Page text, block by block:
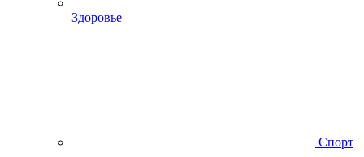
Здоровье
Спорт